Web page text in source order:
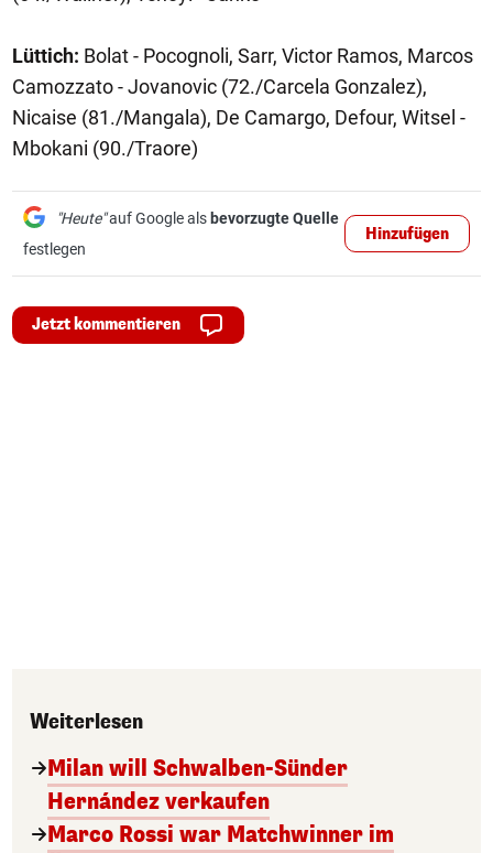
Lüttich: Bolat - Pocognoli, Sarr, Victor Ramos, Marcos
Camozzato - Jovanovic (72./Carcela Gonzalez),
Nicaise (81./Mangala), De Camargo, Defour, Witsel -
Mbokani (90./Traore)
"Heute"auf Google als bevorzugte Quelle
festlegen
Hinzufügen
Jetzt kommentieren
Weiterlesen
Milan will Schwalben-Sünder
Hernández verkaufen
Marco Rossi war Matchwinner im